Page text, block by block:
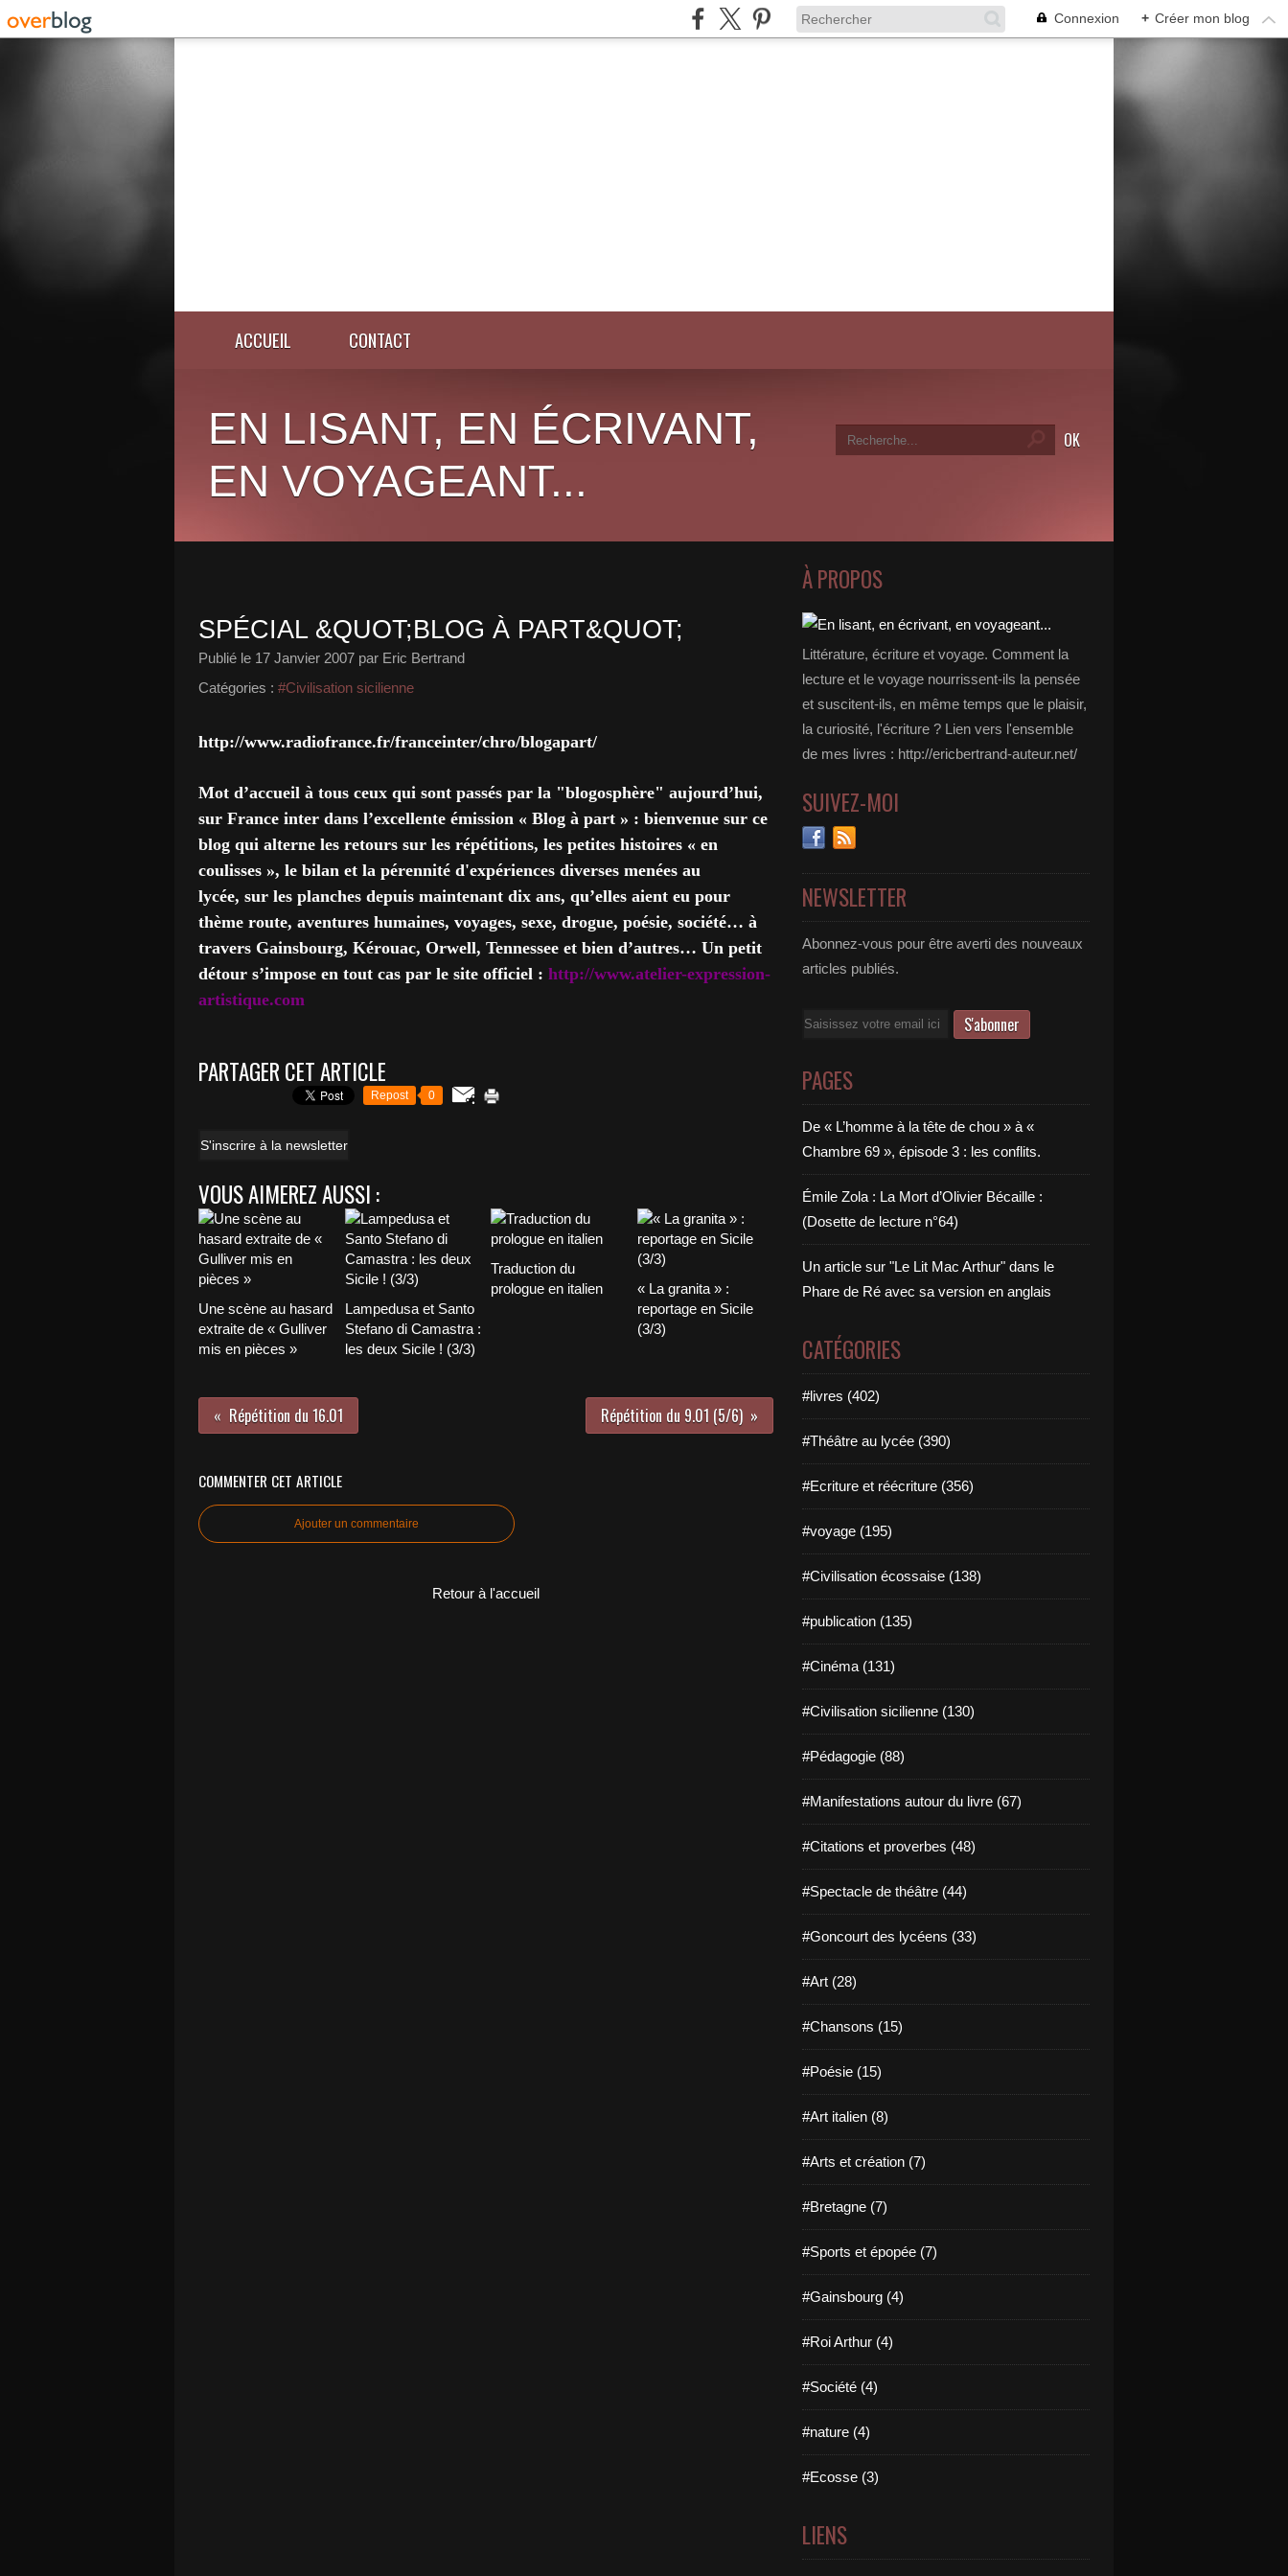
Connexion + Créer mon blog
ACCUEIL CONTACT
EN LISANT, EN ÉCRIVANT,
EN VOYAGEANT...
SPÉCIAL &QUOT;BLOG À PART&QUOT;
Publié le 17 Janvier 2007 par Eric Bertrand
Catégories : #Civilisation sicilienne
http://www.radiofrance.fr/franceinter/chro/blogapart/
Mot d’accueil à tous ceux qui sont passés par la "blogosphère" aujourd’hui,
sur France inter dans l’excellente émission « Blog à part » : bienvenue sur ce
blog qui alterne les retours sur les répétitions, les petites histoires « en
coulisses », le bilan et la pérennité d'expériences diverses menées au
lycée, sur les planches depuis maintenant dix ans, qu’elles aient eu pour
thème route, aventures humaines, voyages, sexe, drogue, poésie, société… à
travers Gainsbourg, Kérouac, Orwell, Tennessee et bien d’autres… Un petit
détour s’impose en tout cas par le site officiel : http://www.atelier-expression-
artistique.com
PARTAGER CET ARTICLE
Repost 0
S'inscrire à la newsletter
VOUS AIMEREZ AUSSI :
Une scène au hasard
extraite de « Gulliver
mis en pièces »
Lampedusa et Santo
Stefano di Camastra :
les deux Sicile ! (3/3)
Traduction du
prologue en italien
« La granita » :
reportage en Sicile
(3/3)
Répétition du 16.01 Répétition du 9.01 (5/6)
COMMENTER CET ARTICLE
Ajouter un commentaire
Retour à l'accueil
À PROPOS
Littérature, écriture et voyage. Comment la
lecture et le voyage nourrissent-ils la pensée
et suscitent-ils, en même temps que le plaisir,
la curiosité, l'écriture ? Lien vers l'ensemble
de mes livres : http://ericbertrand-auteur.net/
SUIVEZ-MOI
NEWSLETTER
Abonnez-vous pour être averti des nouveaux
articles publiés.
Email
PAGES
De « L’homme à la tête de chou » à «
Chambre 69 », épisode 3 : les conflits.
Émile Zola : La Mort d’Olivier Bécaille :
(Dosette de lecture n°64)
Un article sur "Le Lit Mac Arthur" dans le
Phare de Ré avec sa version en anglais
CATÉGORIES
#livres (402)
#Théâtre au lycée (390)
#Ecriture et réécriture (356)
#voyage (195)
#Civilisation écossaise (138)
#publication (135)
#Cinéma (131)
#Civilisation sicilienne (130)
#Pédagogie (88)
#Manifestations autour du livre (67)
#Citations et proverbes (48)
#Spectacle de théâtre (44)
#Goncourt des lycéens (33)
#Art (28)
#Chansons (15)
#Poésie (15)
#Art italien (8)
#Arts et création (7)
#Bretagne (7)
#Sports et épopée (7)
#Gainsbourg (4)
#Roi Arthur (4)
#Société (4)
#nature (4)
#Ecosse (3)
LIENS